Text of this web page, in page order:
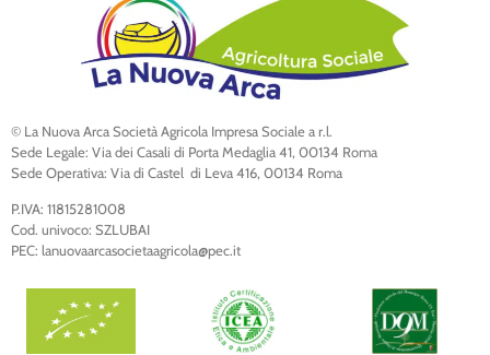
© La Nuova Arca Società Agricola Impresa Sociale a r.l.
Sede Legale: Via dei Casali di Porta Medaglia 41, 00134 Roma
Sede Operativa: Via di Castel di Leva 416, 00134 Roma
P.IVA: 11815281008
Cod. univoco: SZLUBAI
PEC: lanuovaarcasocietaagricola@pec.it